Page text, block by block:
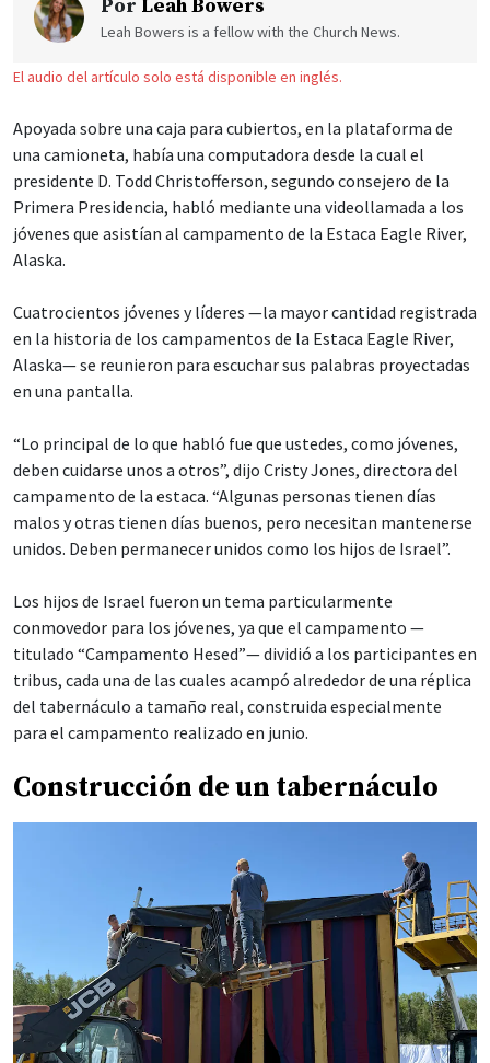
Por Leah Bowers
Leah Bowers is a fellow with the Church News.
El audio del artículo solo está disponible en inglés.
Apoyada sobre una caja para cubiertos, en la plataforma de
una camioneta, había una computadora desde la cual el
presidente D. Todd Christofferson, segundo consejero de la
Primera Presidencia, habló mediante una videollamada a los
jóvenes que asistían al campamento de la Estaca Eagle River,
Alaska.
Cuatrocientos jóvenes y líderes —la mayor cantidad registrada
en la historia de los campamentos de la Estaca Eagle River,
Alaska— se reunieron para escuchar sus palabras proyectadas
en una pantalla.
“Lo principal de lo que habló fue que ustedes, como jóvenes,
deben cuidarse unos a otros”, dijo Cristy Jones, directora del
campamento de la estaca. “Algunas personas tienen días
malos y otras tienen días buenos, pero necesitan mantenerse
unidos. Deben permanecer unidos como los hijos de Israel”.
Los hijos de Israel fueron un tema particularmente
conmovedor para los jóvenes, ya que el campamento —
titulado “Campamento Hesed”— dividió a los participantes en
tribus, cada una de las cuales acampó alrededor de una réplica
del tabernáculo a tamaño real, construida especialmente
para el campamento realizado en junio.
Construcción de un tabernáculo